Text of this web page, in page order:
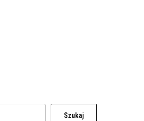
Szukaj